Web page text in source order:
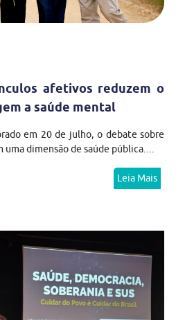
afetivos reduzem o
a saúde mental
em 20 de julho, o debate sobre
dimensão de saúde pública....
Leia Mais